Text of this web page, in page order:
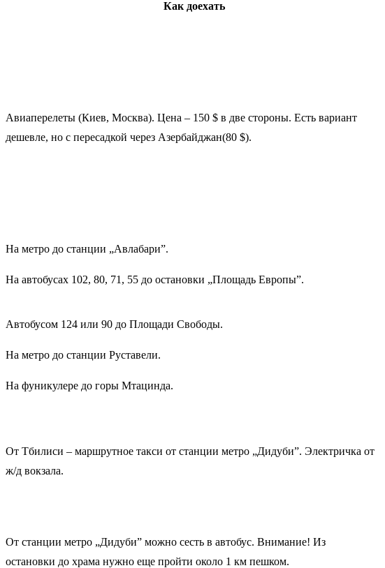
Как доехать
Авиаперелеты (Киев, Москва). Цена – 150 $ в две стороны. Есть вариант
дешевле, но с пересадкой через Азербайджан(80 $).
На метро до станции „Авлабари”.
На автобусах 102, 80, 71, 55 до остановки „Площадь Европы”.
Автобусом 124 или 90 до Площади Свободы.
На метро до станции Руставели.
На фуникулере до горы Мтацинда.
От Тбилиси – маршрутное такси от станции метро „Дидуби”. Электричка от
ж/д вокзала.
От станции метро „Дидуби” можно сесть в автобус. Внимание! Из
остановки до храма нужно еще пройти около 1 км пешком.